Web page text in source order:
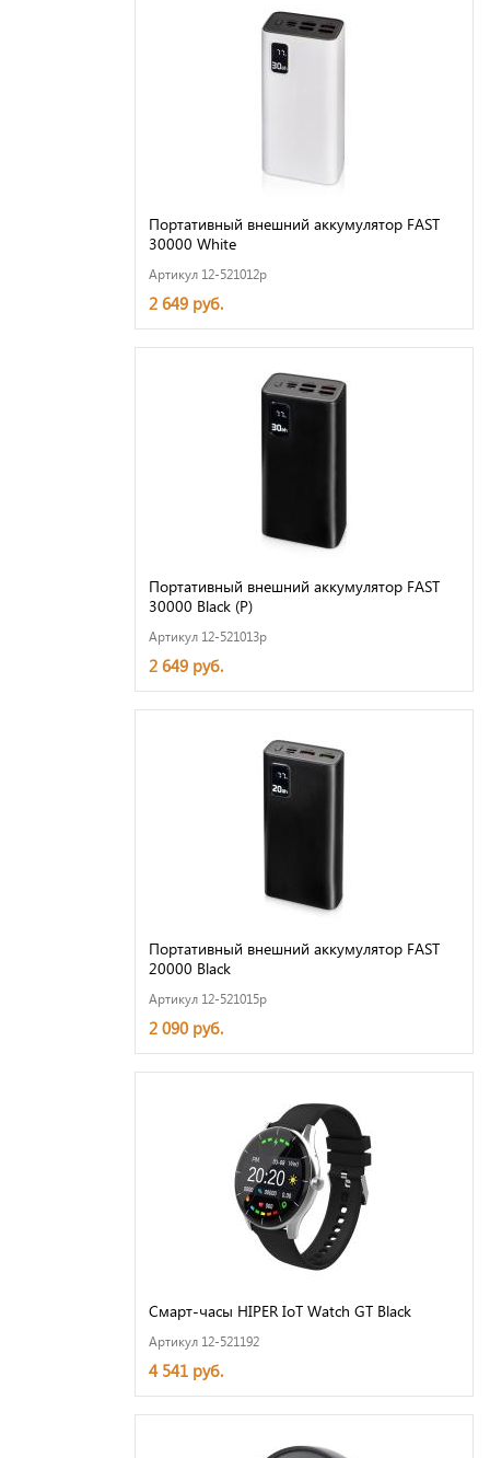
Портативный внешний аккумулятор FAST
30000 White
Артикул 12-521012p
2 649 руб.
Портативный внешний аккумулятор FAST
30000 Black (P)
Артикул 12-521013p
2 649 руб.
Портативный внешний аккумулятор FAST
20000 Black
Артикул 12-521015p
2 090 руб.
Смарт-часы HIPER IoT Watch GT Black
Артикул 12-521192
4 541 руб.